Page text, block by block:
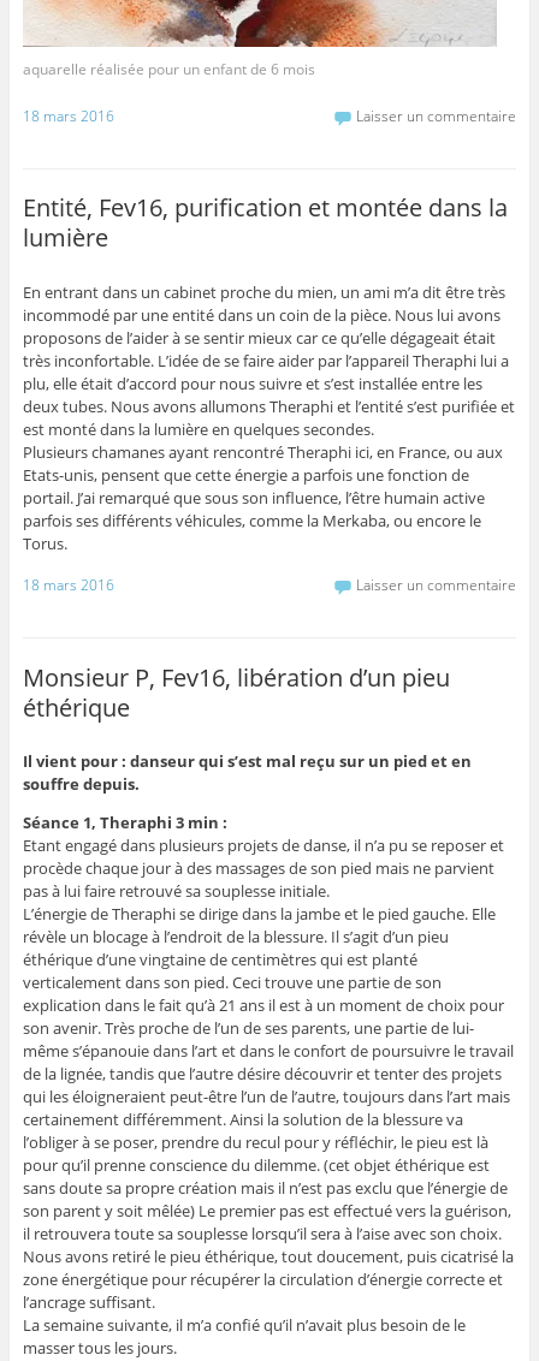
aquarelle réalisée pour un enfant de 6 mois
18 mars 2016 Laisser un commentaire
Entité, Fev16, purification et montée dans la
lumière
En entrant dans un cabinet proche du mien, un ami m’a dit être très
incommodé par une entité dans un coin de la pièce. Nous lui avons
proposons de l’aider à se sentir mieux car ce qu’elle dégageait était
très inconfortable. L’idée de se faire aider par l’appareil Theraphi lui a
plu, elle était d’accord pour nous suivre et s’est installée entre les
deux tubes. Nous avons allumons Theraphi et l’entité s’est purifiée et
est monté dans la lumière en quelques secondes.
Plusieurs chamanes ayant rencontré Theraphi ici, en France, ou aux
Etats-unis, pensent que cette énergie a parfois une fonction de
portail. J’ai remarqué que sous son influence, l’être humain active
parfois ses différents véhicules, comme la Merkaba, ou encore le
Torus.
18 mars 2016 Laisser un commentaire
Monsieur P, Fev16, libération d’un pieu
éthérique
Il vient pour : danseur qui s’est mal reçu sur un pied et en
souffre depuis.
Séance 1, Theraphi 3 min :
Etant engagé dans plusieurs projets de danse, il n’a pu se reposer et
procède chaque jour à des massages de son pied mais ne parvient
pas à lui faire retrouvé sa souplesse initiale.
L’énergie de Theraphi se dirige dans la jambe et le pied gauche. Elle
révèle un blocage à l’endroit de la blessure. Il s’agit d’un pieu
éthérique d’une vingtaine de centimètres qui est planté
verticalement dans son pied. Ceci trouve une partie de son
explication dans le fait qu’à 21 ans il est à un moment de choix pour
son avenir. Très proche de l’un de ses parents, une partie de lui-
même s’épanouie dans l’art et dans le confort de poursuivre le travail
de la lignée, tandis que l’autre désire découvrir et tenter des projets
qui les éloigneraient peut-être l’un de l’autre, toujours dans l’art mais
certainement différemment. Ainsi la solution de la blessure va
l’obliger à se poser, prendre du recul pour y réfléchir, le pieu est là
pour qu’il prenne conscience du dilemme. (cet objet éthérique est
sans doute sa propre création mais il n’est pas exclu que l’énergie de
son parent y soit mêlée) Le premier pas est effectué vers la guérison,
il retrouvera toute sa souplesse lorsqu’il sera à l’aise avec son choix.
Nous avons retiré le pieu éthérique, tout doucement, puis cicatrisé la
zone énergétique pour récupérer la circulation d’énergie correcte et
l’ancrage suffisant.
La semaine suivante, il m’a confié qu’il n’avait plus besoin de le
masser tous les jours.